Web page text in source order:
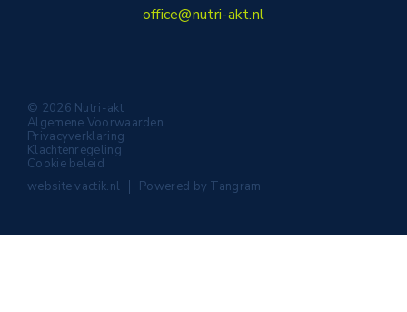
office@nutri-akt.nl
© 2026 Nutri-akt
Algemene Voorwaarden
Privacyverklaring
Klachtenregeling
Cookie beleid
websitevactik.nl Powered by Tangram